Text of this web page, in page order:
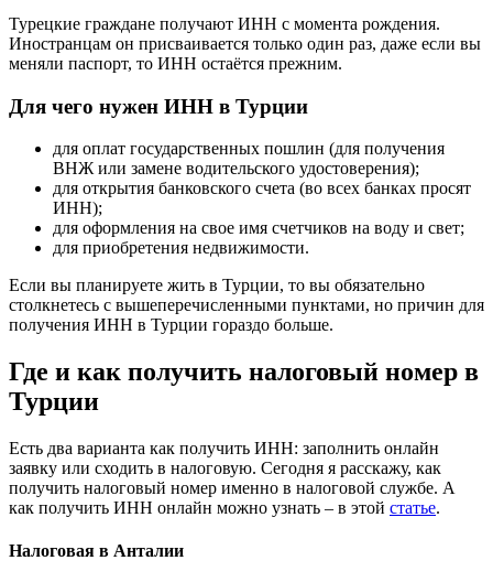
Турецкие граждане получают ИНН с момента рождения.
Иностранцам он присваивается только один раз, даже если вы
меняли паспорт, то ИНН остаётся прежним.
Для чего нужен ИНН в Турции
для оплат государственных пошлин (для получения
ВНЖ или замене водительского удостоверения);
для открытия банковского счета (во всех банках просят
ИНН);
для оформления на свое имя счетчиков на воду и свет;
для приобретения недвижимости.
Если вы планируете жить в Турции, то вы обязательно
столкнетесь с вышеперечисленными пунктами, но причин для
получения ИНН в Турции гораздо больше.
Где и как получить налоговый номер в
Турции
Есть два варианта как получить ИНН: заполнить онлайн
заявку или сходить в налоговую. Сегодня я расскажу, как
получить налоговый номер именно в налоговой службе. А
как получить ИНН онлайн можно узнать – в этой статье.
Налоговая в Анталии